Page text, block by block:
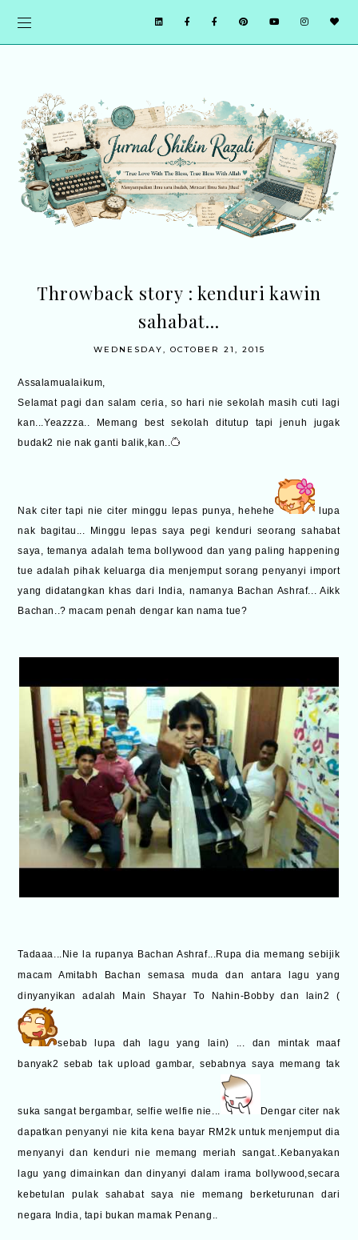
Throwback story : kenduri kawin
sahabat...
WEDNESDAY, OCTOBER 21, 2015
Assalamualaikum,
Selamat pagi dan salam ceria, so hari nie sekolah masih cuti lagi
kan...Yeazzza.. Memang best sekolah ditutup tapi jenuh jugak
budak2 nie nak ganti balik,kan..
Nak citer tapi nie citer minggu lepas punya, hehehe
lupa
nak bagitau... Minggu lepas saya pegi kenduri seorang sahabat
saya, temanya adalah tema bollywood dan yang paling happening
tue adalah pihak keluarga dia menjemput sorang penyanyi import
yang didatangkan khas dari India, namanya Bachan Ashraf... Aikk
Bachan..? macam penah dengar kan nama tue?
Tadaaa...Nie la rupanya Bachan Ashraf...Rupa dia memang sebijik
macam Amitabh Bachan semasa muda dan antara lagu yang
dinyanyikan adalah Main Shayar To Nahin-Bobby dan lain2 (
sebab lupa dah lagu yang lain) ... dan mintak maaf
banyak2 sebab tak upload gambar, sebabnya saya memang tak
suka sangat bergambar, selfie welfie nie...
Dengar citer nak
dapatkan penyanyi nie kita kena bayar RM2k untuk menjemput dia
menyanyi dan kenduri nie memang meriah sangat..Kebanyakan
lagu yang dimainkan dan dinyanyi dalam irama bollywood,secara
kebetulan pulak sahabat saya nie memang berketurunan dari
negara India, tapi bukan mamak Penang..